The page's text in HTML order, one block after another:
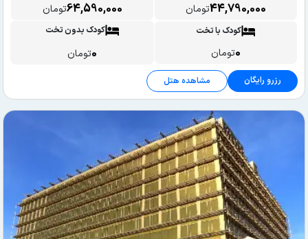
44,790,000تومان 64,590,000تومان
کودک با تخت
0تومان
کودک بدون تخت
0تومان
رزرو رایگان مشاهده هتل